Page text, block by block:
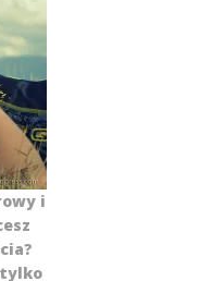
i
tylko